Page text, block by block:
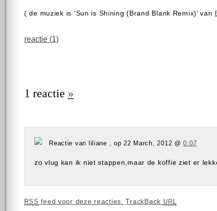
( de muziek is ‘Sun is Shining (Brand Blank Remix)’ van
reactie (1)
1 reactie »
Reactie van liliane , op 22 March, 2012 @0:07
zo vlug kan ik niet stappen,maar de koffie ziet er
RSS feed voor deze reacties. TrackBack URL